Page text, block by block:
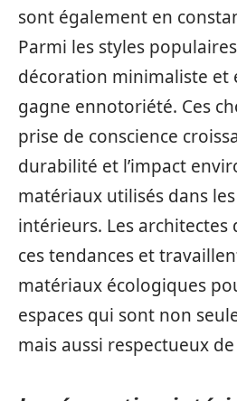
sont également en
Parmi les styles
décoration minimaliste et
gagne ennotoriété. Ces
prise de conscience
durabilité et l’impact
matériaux utilisés dans
intérieurs. Les architectes
ces tendances et
matériaux écologiques
espaces qui sont non
mais aussi respectueux